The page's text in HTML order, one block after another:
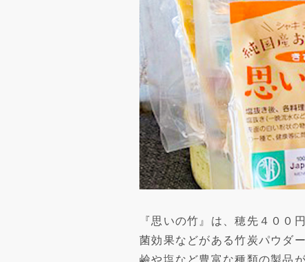
『思いの竹』は、穂先４００
菌効果などがある竹炭パウダ
鹼や塩など豊富な種類の製品